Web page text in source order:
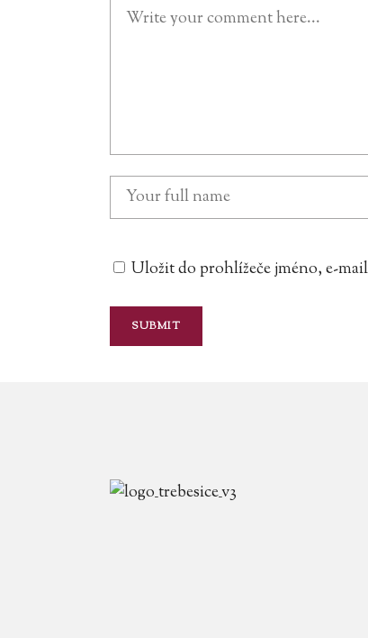
Uložit do prohlížeče jméno, e-